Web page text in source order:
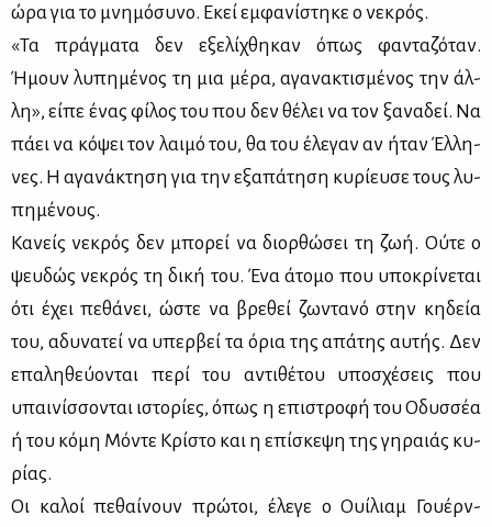
ώρα για το μνη­μό­συ­νο. Εκεί εμ­φα­νί­στη­κε ο νε­κρός.
«Τα πράγ­μα­τα δεν εξε­λί­χθη­καν όπως φα­ντα­ζό­ταν.
Ήμουν λυ­πη­μέ­νος τη μια μέ­ρα, αγα­να­κτι­σμέ­νος την άλ­
λη», εί­πε ένας φί­λος του που δεν θέ­λει να τον ξα­να­δεί. Να
πά­ει να κό­ψει τον λαι­μό του, θα του έλε­γαν αν ήταν Έλ­λη­
νες. Η αγα­νά­κτη­ση για την εξα­πά­τη­ση κυ­ρί­ευ­σε τους λυ­
πη­μέ­νους.
Κα­νείς νε­κρός δεν μπο­ρεί να διορ­θώ­σει τη ζωή. Ού­τε ο
ψευ­δώς νε­κρός τη δι­κή του. Ένα άτο­μο που υπο­κρί­νε­ται
ότι έχει πε­θά­νει, ώστε να βρε­θεί ζω­ντα­νό στην κη­δεία
του, αδυ­να­τεί να υπερ­βεί τα όρια της απά­της αυ­τής. Δεν
επα­λη­θεύ­ο­νται πε­ρί του αντι­θέ­του υπο­σχέ­σεις που
υπαι­νίσ­σο­νται ιστο­ρί­ες, όπως η επι­στρο­φή του Οδυσ­σέα
ή του κό­μη Μό­ντε Κρί­στο και η επί­σκε­ψη της γη­ραιάς κυ­
ρί­ας.
Οι κα­λοί πε­θαί­νουν πρώ­τοι, έλε­γε ο Ουί­λιαμ Γου­έρν­